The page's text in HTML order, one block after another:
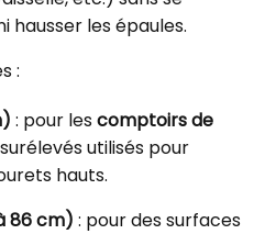
hausser les épaules.
:
: pour lescomptoirs de
utilisés pour
hauts.
86 cm) : pour des surfaces